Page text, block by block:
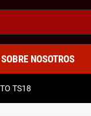
SOBRE NOSOTROS
TS18